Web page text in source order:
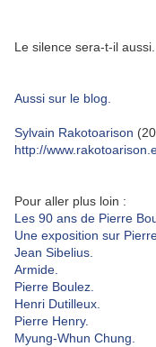
Le silence sera-t-il
Aussi sur le blog.
Sylvain Rakotoarison
http://
Pour aller plus loin :
Les 90 ans de Pierre
Une exposition sur
Jean Sibelius.
Armide.
Pierre Boulez.
Henri Dutilleux.
Pierre Henry.
Myung-Whun Chung.